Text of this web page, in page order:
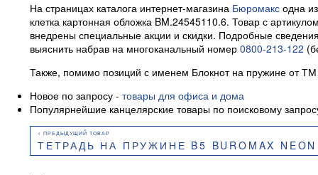
На страницах каталога интернет-магазина Бюромакс одна
клетка картонная обложка BM.24545110.6. Товар с
внедрены специальные акции и скидки. Подробные
выяснить набрав на многоканальный номер 0800-213-122
Также, помимо позиций с именем Блокнот на пружине от
Новое по запросу - товары для офиса и дома
Популярнейшие канцелярские товары по поисковому
ТЕТРАДЬ НА ПРУЖИНЕ B5 BUROMAX NEON КЛЕТКА 120Л С